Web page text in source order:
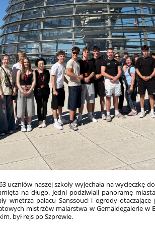
uczniów naszej szkoły wyjechała na wycieczkę
na długo. Jedni podziwiali panoramę
wnętrza pałacu Sanssouci i ogrody otaczające
mistrzów malarstwa w Gemäldegalerie
był rejs po Szprewie.